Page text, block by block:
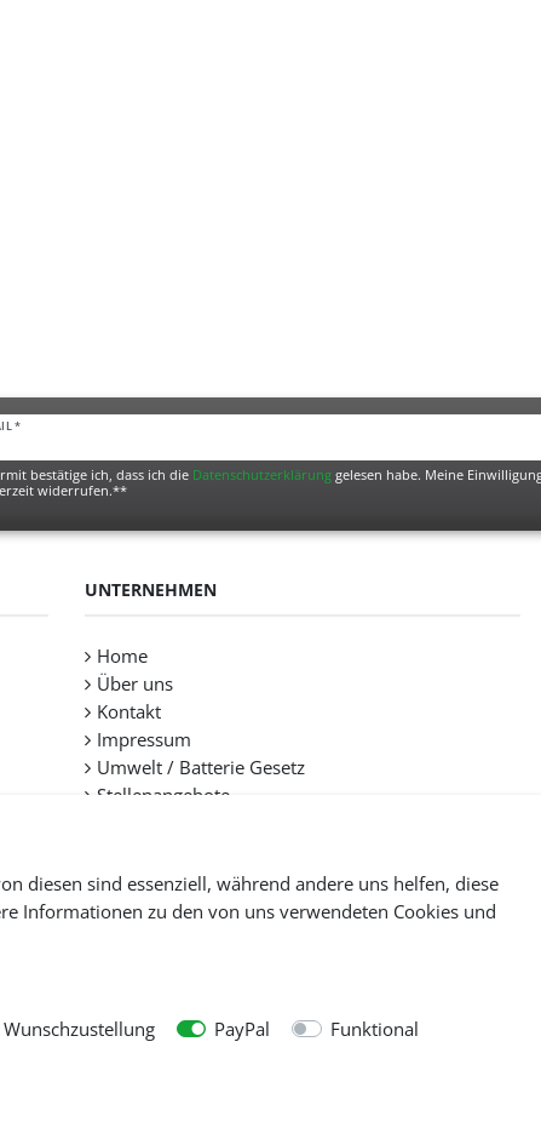
diesen sind essenziell, während andere uns helfen, diese
Informationen zu den von uns verwendeten Cookies und
Wunschzustellung PayPal
Funktional
*
bestätige ich, dass ich die Daten­schutz­erklärunggelesen habe. Meine
widerrufen.**
UNTERNEHMEN
Home
Über uns
Kontakt
Impressum
Umwelt / Batterie Gesetz
Stellenangebote
Preise inkl. gesetzl. Mehwersteuer zzgl.Versandkosten , wenn nicht anders